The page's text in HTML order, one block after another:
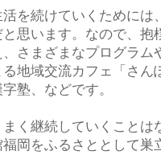
を続けていくためには
思います。なので、抱
さまざまなプログラム
地域交流カフェ「さん
塾、などです。
く継続していくことは
岡をふるさととして巣